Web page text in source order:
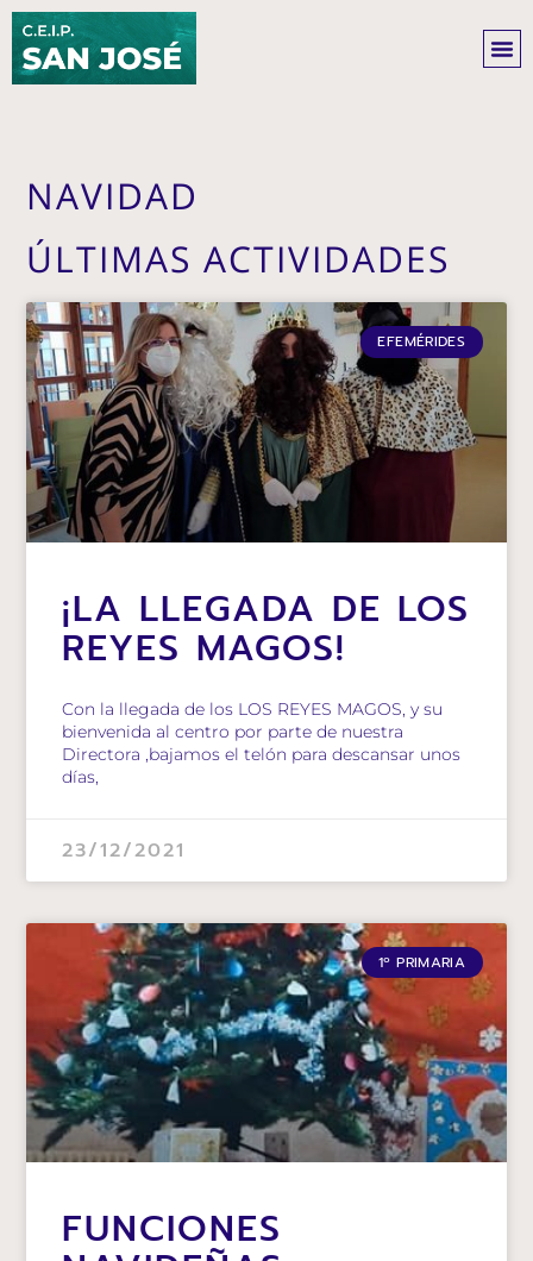
contenido
NAVIDAD
ÚLTIMAS ACTIVIDADES
EFEMÉRIDES
¡LA LLEGADA DE LOS
REYES MAGOS!
Con la llegada de los LOS REYES MAGOS, y su
bienvenida al centro por parte de nuestra
Directora ,bajamos el telón para descansar unos
días,
23/12/2021
1º PRIMARIA
FUNCIONES